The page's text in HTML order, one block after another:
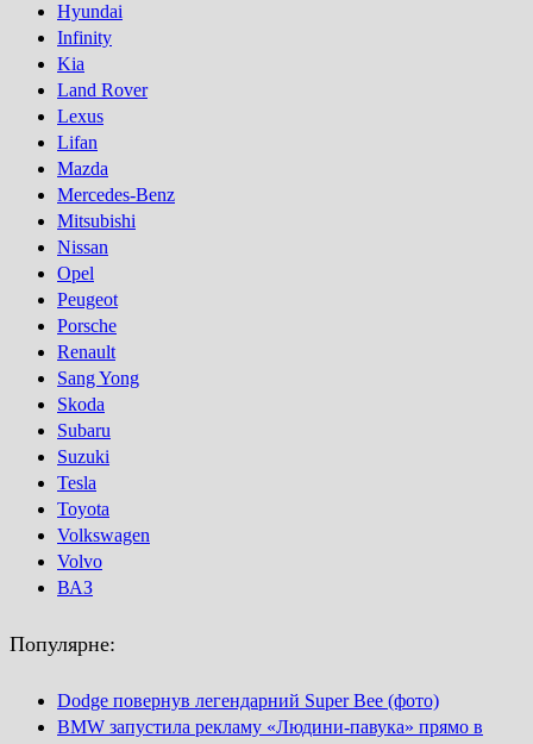
Hyundai
Infinity
Kia
Land Rover
Lexus
Lifan
Mazda
Mercedes-Benz
Mitsubishi
Nissan
Opel
Peugeot
Porsсhe
Renault
Sang Yong
Skoda
Subaru
Suzuki
Tesla
Toyota
Volkswagen
Volvo
ВАЗ
Популярне:
Dodge повернув легендарний Super Bee (фото)
BMW запустила рекламу «Людини-павука» прямо в